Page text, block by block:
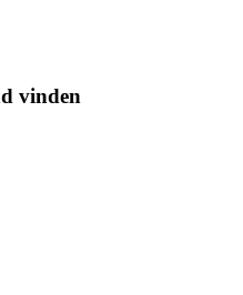
vinden